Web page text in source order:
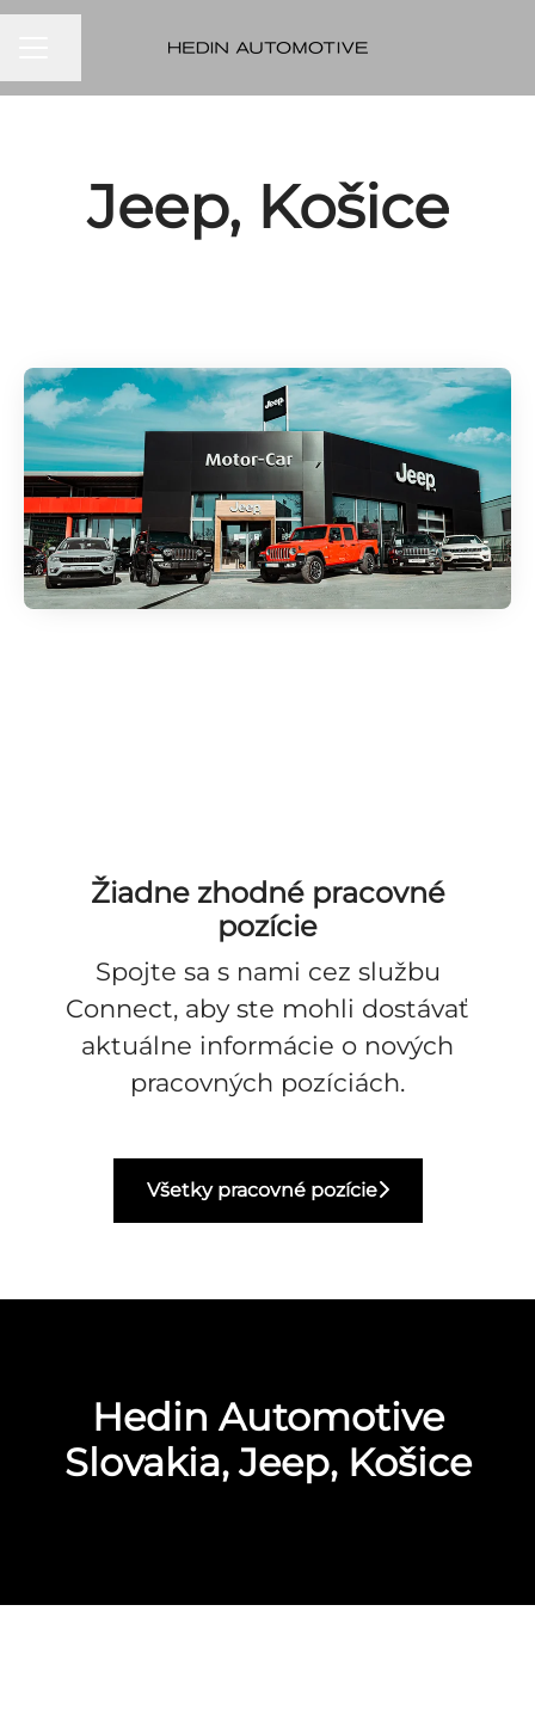
KARIÉRNA PONUKA
Zdieľať stránku
Jeep, Košice
Žiadne zhodné pracovné
pozície
Spojte sa s nami cez službu
Connect, aby ste mohli dostávať
aktuálne informácie o nových
pracovných pozíciách.
Všetky pracovné pozície
Hedin Automotive
Slovakia, Jeep, Košice